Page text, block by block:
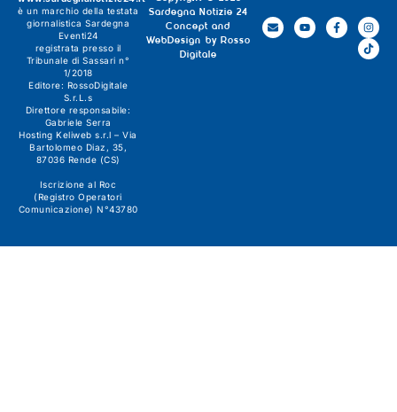
Sardegna Notizie 24
Concept and
WebDesign by Rosso
Digitale
è un marchio della testata
giornalistica Sardegna
Eventi24
registrata presso il
Tribunale di Sassari n°
1/2018
Editore: RossoDigitale
S.r.L.s
Direttore responsabile:
Gabriele Serra
Hosting Keliweb s.r.l – Via
Bartolomeo Diaz, 35,
87036 Rende (CS)
Iscrizione al Roc
(Registro Operatori
Comunicazione) N°43780